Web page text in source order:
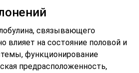
связывающего
влияет на состояние половой и
функционирование
предрасположенность,